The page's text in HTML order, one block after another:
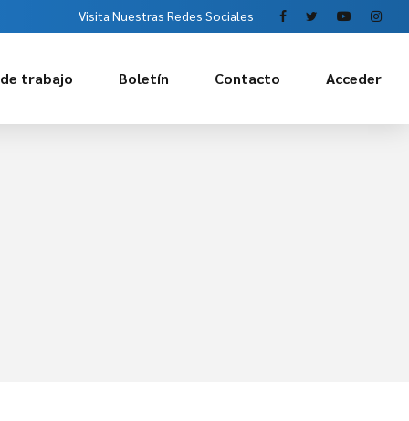
Visita Nuestras Redes Sociales
trabajo Boletín Contacto Acceder